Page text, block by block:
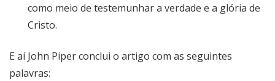
como meio de testemunhar a verdade e a glória de
Cristo.
E aí John Piper conclui o artigo com as seguintes
palavras: